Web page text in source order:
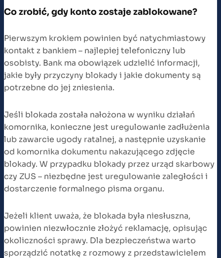
Co zrobić, gdy konto zostaje zablokowane?
Pierwszym krokiem powinien być natychmiastowy
kontakt z bankiem – najlepiej telefoniczny lub
osobisty. Bank ma obowiązek udzielić informacji,
jakie były przyczyny blokady i jakie dokumenty są
potrzebne do jej zniesienia.
Jeśli blokada została nałożona w wyniku działań
komornika, konieczne jest uregulowanie zadłużenia
lub zawarcie ugody ratalnej, a następnie uzyskanie
od komornika dokumentu nakazującego zdjęcie
blokady. W przypadku blokady przez urząd skarbowy
czy ZUS – niezbędne jest uregulowanie zaległości i
dostarczenie formalnego pisma organu.
Jeżeli klient uważa, że blokada była niesłuszna,
powinien niezwłocznie złożyć reklamację, opisując
okoliczności sprawy. Dla bezpieczeństwa warto
sporządzić notatkę z rozmowy z przedstawicielem